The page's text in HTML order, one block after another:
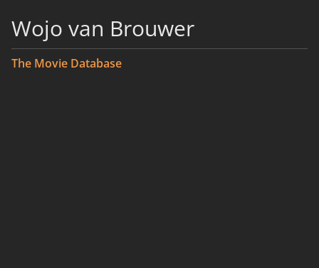
Wojo van Brouwer
The Movie Database